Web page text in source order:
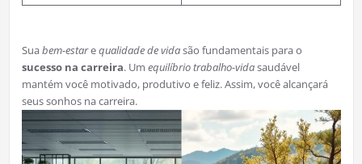
Suabem-estarequalidade de vidasão fundamentais para o
sucesso na carreira. Um equilíbrio trabalho-vidasaudável
mantém você motivado, produtivo e feliz. Assim, você alcançará
seus sonhos na carreira.